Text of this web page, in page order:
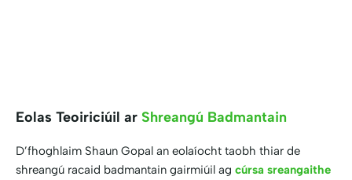
Eolas Teoiriciúil ar Shreangú Badmantain
D’fhoghlaim Shaun Gopal an eolaíocht taobh thiar de
shreangú racaid badmantain gairmiúil ag cúrsa sreangaithe